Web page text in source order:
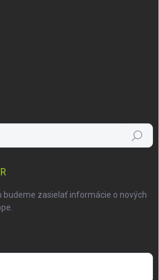
Hľadať
budeme zasielať informácie o nových